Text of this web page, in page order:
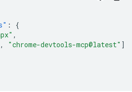
:
{
,
, "chrome-devtools-mcp@latest" ]